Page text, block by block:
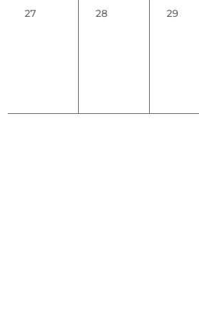
0
27
0
28
0
29